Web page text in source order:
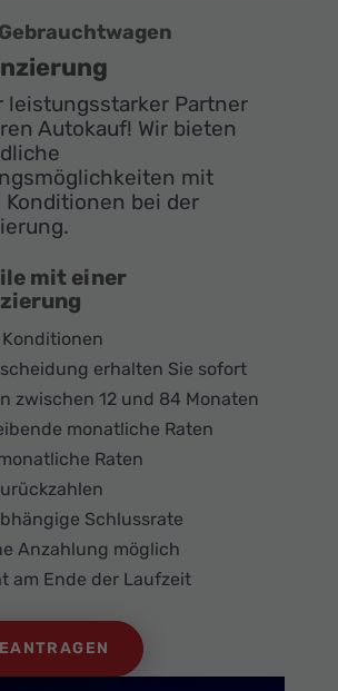
leistungsstarker Partner
Autokauf! Wir bieten
mit
bei der
mit einer
erhalten Sie sofort
zwischen 12 und 84 Monaten
monatliche Raten
Raten
Schlussrate
Anzahlung möglich
am Ende der Laufzeit